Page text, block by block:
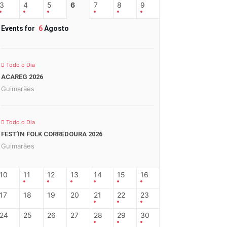
3 4 5 6 7 8 9
Events for 6Agosto
Todo o Dia
ACAREG 2026
Guimarães
Todo o Dia
FEST’IN FOLK CORREDOURA 2026
Guimarães
10 11 12 13 14 15 16
17 18 19 20 21 22 23
24 25 26 27 28 29 30